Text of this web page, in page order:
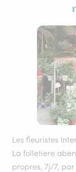
Les fleuristes
La folletiere
propres, 7j/7,